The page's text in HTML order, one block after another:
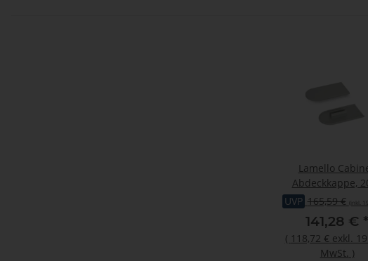
Lamello
Abdeckkappe,
Stück, RAL 7040
UVP 165,59 € (inkl.
141,28 € *
( 118,72 € exkl.
MwSt. )